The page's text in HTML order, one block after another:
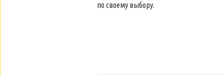
по своему выбору.